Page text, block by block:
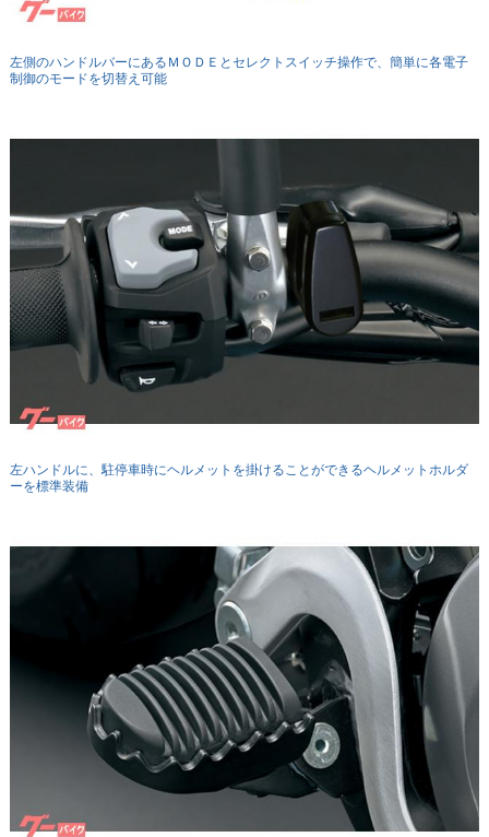
左側のハンドルバーにあるＭＯＤＥとセレクトスイッチ操作で、簡単に各電子
制御のモードを切替え可能
左ハンドルに、駐停車時にヘルメットを掛けることができるヘルメットホルダ
ーを標準装備